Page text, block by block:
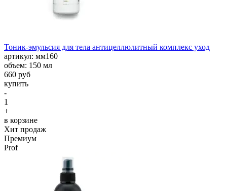
Тоник-эмульсия для тела антицеллюлитный комплекс уход
aртикул: мм160
объем: 150 мл
660 руб
купить
-
1
+
в корзине
Хит продаж
Премиум
Prof